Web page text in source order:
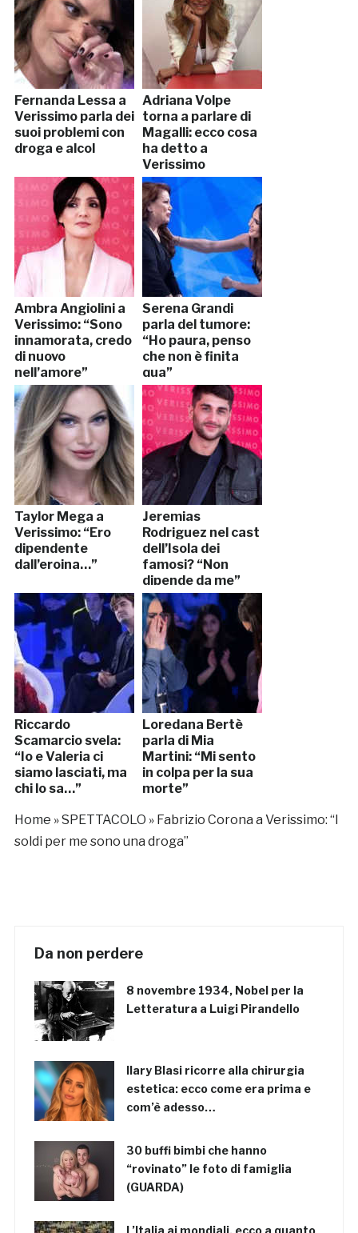
Fernanda Lessa a
Verissimo parla dei
suoi problemi con
droga e alcol
Adriana Volpe
torna a parlare di
Magalli: ecco cosa
ha detto a
Verissimo
Ambra Angiolini a
Verissimo: “Sono
innamorata, credo
di nuovo
nell’amore”
Serena Grandi
parla del tumore:
“Ho paura, penso
che non è finita
qua”
Taylor Mega a
Verissimo: “Ero
dipendente
dall’eroina…”
Jeremias
Rodriguez nel cast
dell’Isola dei
famosi? “Non
dipende da me”
Riccardo
Scamarcio svela:
“Io e Valeria ci
siamo lasciati, ma
chi lo sa…”
Loredana Bertè
parla di Mia
Martini: “Mi sento
in colpa per la sua
morte”
Home »SPETTACOLO » Fabrizio Corona a Verissimo: “I
soldi per me sono una droga”
Da non perdere
8 novembre 1934, Nobel per la
Letteratura a Luigi Pirandello
Ilary Blasi ricorre alla chirurgia
estetica: ecco come era prima e
com’è adesso…
30 buffi bimbi che hanno
“rovinato” le foto di famiglia
(GUARDA)